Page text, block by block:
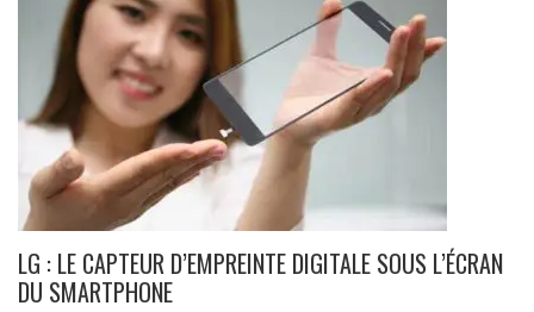
LG : LE CAPTEUR D’EMPREINTE DIGITALE SOUS L’ÉCRAN
DU SMARTPHONE